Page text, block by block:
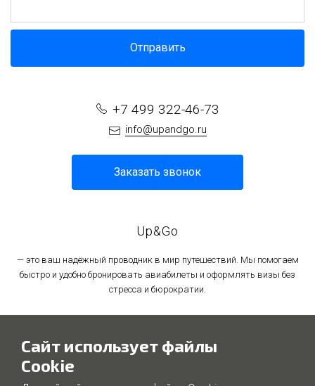
Отправить
+7 499 322-46-73
info@upandgo.ru
Заказать звонок
Up&Go
— это ваш надёжный проводник в мир путешествий. Мы помогаем
быстро и удобно бронировать авиабилеты и оформлять визы без
стресса и бюрократии.
Политика использования файлов cookie
Сайт использует файлы
Cookie